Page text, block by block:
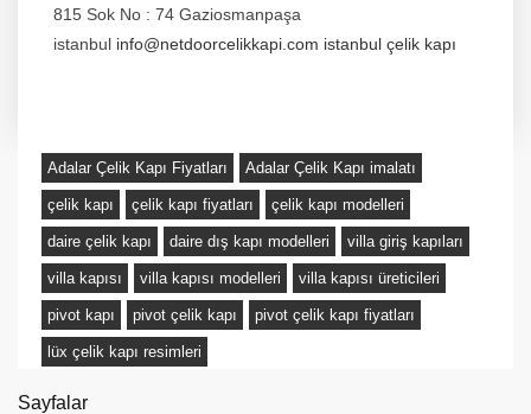
815 Sok No : 74 Gaziosmanpaşa
istanbul info@netdoorcelikkapi.com istanbul çelik kapı
Adalar Çelik Kapı Fiyatları Adalar Çelik Kapı imalatı
çelik kapı çelik kapı fiyatları çelik kapı modelleri
daire çelik kapı daire dış kapı modelleri villa giriş kapıları
villa kapısı villa kapısı modelleri villa kapısı üreticileri
pivot kapı pivot çelik kapı pivot çelik kapı fiyatları
lüx çelik kapı resimleri
Sayfalar